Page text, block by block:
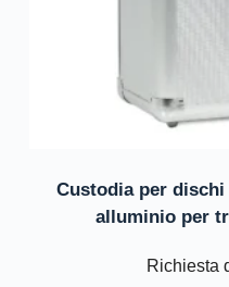
Custodia per
alluminio per
Richiesta